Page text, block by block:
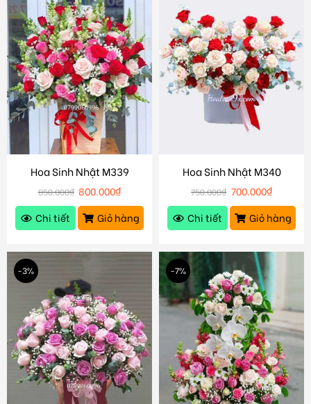
Hoa Sinh Nhật M339
850.000₫ 800.000₫
Chi tiết
Giỏ hàng
Hoa Sinh Nhật M340
750.000₫ 700.000₫
Chi tiết
Giỏ hàng
-3% -7%